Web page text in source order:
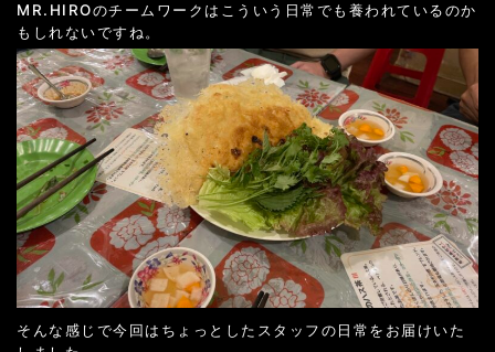
MR.HIROのチームワークはこういう日常でも養われているのか
もしれないですね。
そんな感じで今回はちょっとしたスタッフの日常をお届けいた